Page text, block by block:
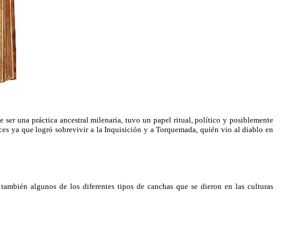
ser una práctica ancestral milenaria, tuvo un papel ritual, político y posiblemente
ya que logró sobrevivir a la Inquisición y a Torquemada, quién vio al diablo en
algunos de los diferentes tipos de canchas que se dieron en las culturas